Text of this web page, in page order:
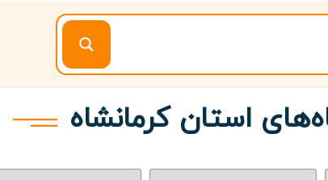
استان کرمانشاه